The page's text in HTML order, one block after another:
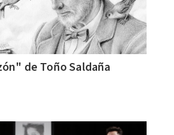
de Toño Saldaña